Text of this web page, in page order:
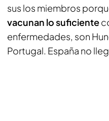
sus los miembros
vacunan lo suficiente
enfermedades, son
Portugal. España no